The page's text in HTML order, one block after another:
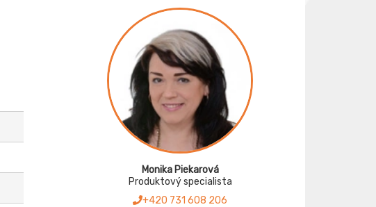
Monika Piekarová
Produktový specialista
+420 731 608 206